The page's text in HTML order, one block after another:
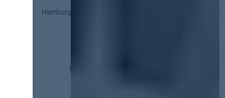
Hamburg